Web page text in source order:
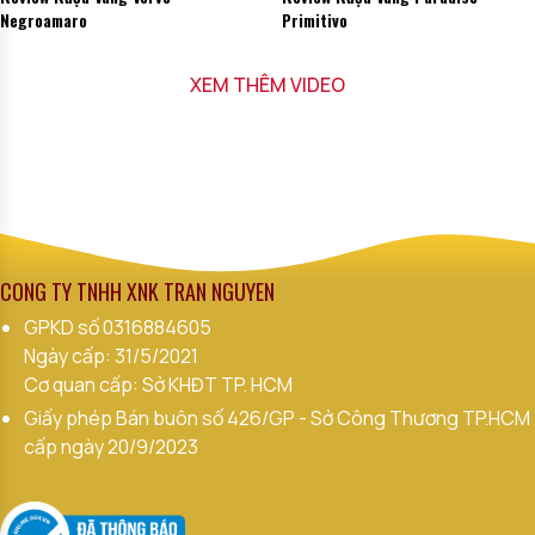
Negroamaro
Primitivo
XEM THÊM VIDEO
CÔNG TY TNHH XNK TRẦN NGUYÊN
GPKD số0316884605
Ngày cấp: 31/5/2021
Cơ quan cấp: Sở KHĐT TP. HCM
Giấy phép Bán buôn số 426/GP - Sở Công Thương TP.HCM
cấp ngày 20/9/2023